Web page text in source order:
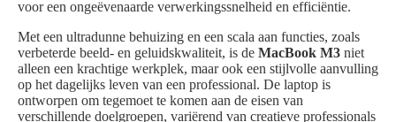
voor een ongeëvenaarde verwerkingssnelheid en efficiëntie.
Met een ultradunne behuizing en een scala aan functies, zoals
verbeterde beeld- en geluidskwaliteit, is de MacBook M3 niet
alleen een krachtige werkplek, maar ook een stijlvolle aanvulling
op het dagelijks leven van een professional. De laptop is
ontworpen om tegemoet te komen aan de eisen van
verschillende doelgroepen, variërend van creatieve professionals